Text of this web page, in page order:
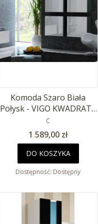
Komoda Szaro Biała
Połysk - VIGO KWADRAT -
100cm
PRODUCENT
C
Cena
1 589,00 zł
DO KOSZYKA
Dostępność: Dostępny